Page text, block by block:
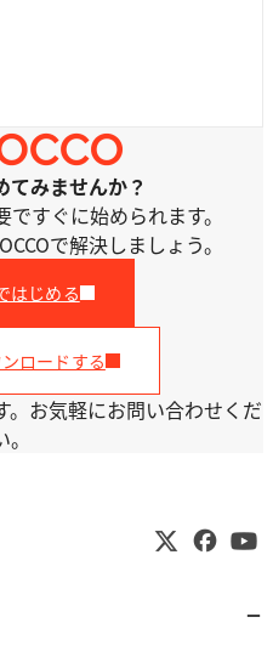
てみませんか？
すぐに始められます。
で解決しましょう。
はじめる
ロードする
お気軽にお問い合わせくだ